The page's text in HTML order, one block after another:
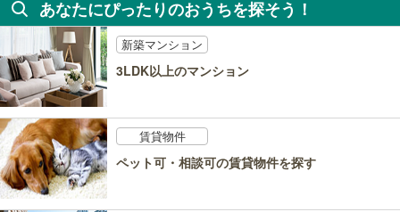
あなたにぴったりのおうちを探そう！
新築マンション
3LDK以上のマンション
賃貸物件
ペット可・相談可の賃貸物件を探す